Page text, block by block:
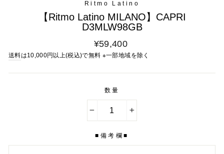
Ritmo Latino
【Ritmo Latino MILANO】CAPRI
D3MLW98GB
通
常
金
¥59,400
送料は10,000円以上(税込)で無料 ※一部地域を除く
数量
■備考欄■